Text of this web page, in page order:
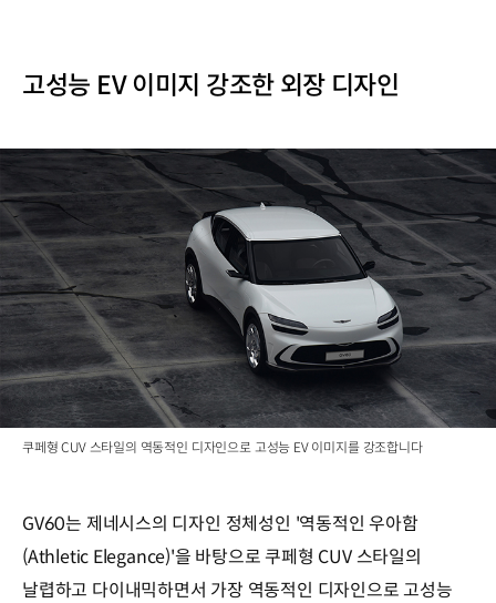
고성능 EV 이미지 강조한 외장 디자인
쿠페형 CUV 스타일의 역동적인 디자인으로 고성능 EV 이미지를 강조합니다
GV60는 제네시스의 디자인 정체성인 '역동적인 우아함
(Athletic Elegance)'을 바탕으로 쿠페형 CUV 스타일의
날렵하고 다이내믹하면서 가장 역동적인 디자인으로 고성능